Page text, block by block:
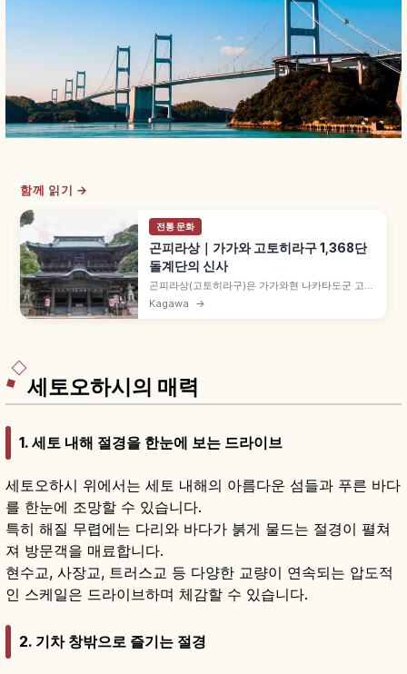
함께 읽기 →
전통 문화
곤피라상｜가가와 고토히라구 1,368단
돌계단의 신사
곤피라상(고토히라구)은 가가와현 나카타도군 고토
히라초 조즈산 중턱의 신사로, 오오모노누시노카미
를 모시는 일본 각지 곤피라 신사 총본궁입니다. 본
Kagawa →
세토오하시의 매력
1. 세토 내해 절경을 한눈에 보는 드라이브
세토오하시 위에서는 세토 내해의 아름다운 섬들과 푸른 바다
를 한눈에 조망할 수 있습니다.
특히 해질 무렵에는 다리와 바다가 붉게 물드는 절경이 펼쳐
져 방문객을 매료합니다.
현수교, 사장교, 트러스교 등 다양한 교량이 연속되는 압도적
인 스케일은 드라이브하며 체감할 수 있습니다.
2. 기차 창밖으로 즐기는 절경